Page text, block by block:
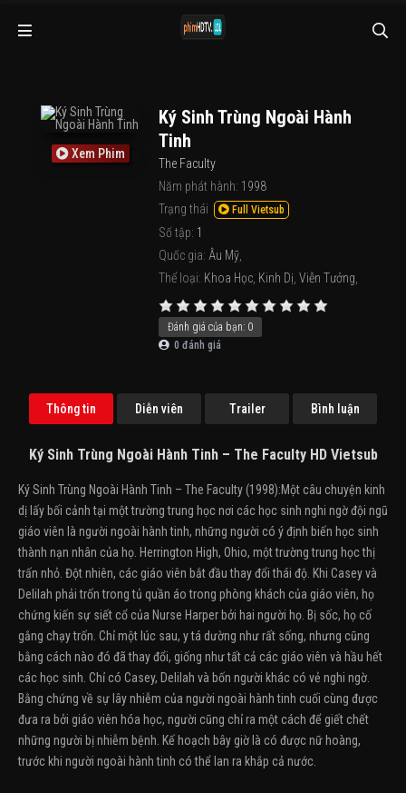
Xem Phim
Ký Sinh Trùng Ngoài Hành
Tinh
The Faculty
Năm phát hành: 1998
Trạng thái
Full Vietsub
Số tập: 1
Quốc gia: Âu Mỹ
Thể loại: Khoa Học Kinh Dị Viễn Tưởng
Đánh giá của bạn: 0
0 đánh giá
Thông tin Diễn viên Trailer Bình luận
Ký Sinh Trùng Ngoài Hành Tinh – The Faculty HD Vietsub
Ký Sinh Trùng Ngoài Hành Tinh – The Faculty (1998):Một câu chuyện kinh
dị lấy bối cảnh tại một trường trung học nơi các học sinh nghi ngờ đội ngũ
giáo viên là người ngoài hành tinh, những người có ý định biến học sinh
thành nạn nhân của họ. Herrington High, Ohio, một trường trung học thị
trấn nhỏ. Đột nhiên, các giáo viên bắt đầu thay đổi thái độ. Khi Casey và
Delilah phải trốn trong tủ quần áo trong phòng khách của giáo viên, họ
chứng kiến sự siết cổ của Nurse Harper bởi hai người họ. Bị sốc, họ cố
gắng chạy trốn. Chỉ một lúc sau, y tá dường như rất sống, nhưng cũng
bằng cách nào đó đã thay đổi, giống như tất cả các giáo viên và hầu hết
các học sinh. Chỉ có Casey, Delilah và bốn người khác có vẻ nghi ngờ.
Bằng chứng về sự lây nhiễm của người ngoài hành tinh cuối cùng được
đưa ra bởi giáo viên hóa học, người cũng chỉ ra một cách để giết chết
những người bị nhiễm bệnh. Kế hoạch bây giờ là có được nữ hoàng,
trước khi người ngoài hành tinh có thể lan ra khắp cả nước.